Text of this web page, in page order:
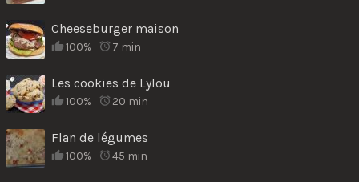
Cheeseburger maison
100% 7 min
Les cookies de Lylou
100% 20 min
Flan de légumes
100% 45 min